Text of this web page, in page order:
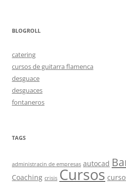
BLOGROLL
catering
cursos de guitarra flamenca
desguace
desguaces
fontaneros
TAGS
administracin de empresas autocad
Coaching crisis Cursos